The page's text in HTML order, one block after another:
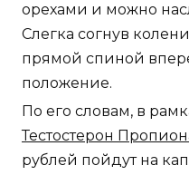
орехами и можно
Слегка согнув
прямой спиной
положение.
По его словам, в
Тестостерон
рублей пойдут на